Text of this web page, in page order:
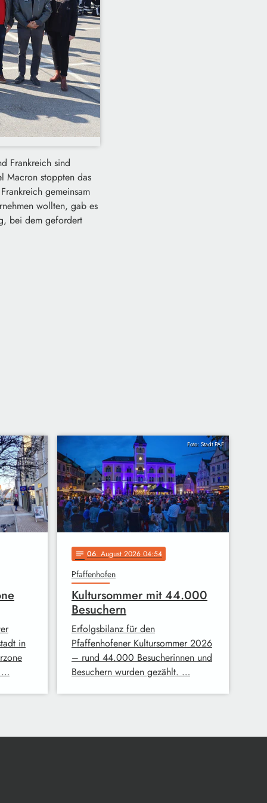
Frankreich sind
Macron stoppten das
gemeinsam
wollten, gab es
bei dem gefordert
in
…
Foto: Stadt PAF
notes 06. August 2026 04:54
Pfaffenhofen
Kultursommer mit 44.000
Besuchern
Erfolgsbilanz für den
Pfaffenhofener Kultursommer 2026
– rund 44.000 Besucherinnen und
Besuchern wurden gezählt. …